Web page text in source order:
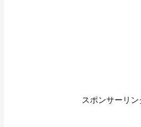
スポンサーリン